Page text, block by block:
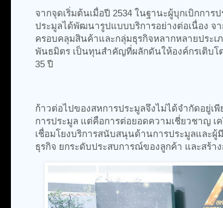
จากจุดเริ่มต้นเมื่อปี 2534 ในฐานะผู้บุกเบิกการ
ประมูลได้พัฒนารูปแบบบริการอย่างต่อเนื่อง
ครอบคลุมสินค้าและกลุ่มธุรกิจหลากหลายประเ
พันธมิตร เป็นทุนสำคัญที่ผลักดันให้องค์กรเติบโ
35 ปี
ก้าวต่อไปของสหการประมูลจึงไม่ได้จำกัดอยู่
การประมูล แต่คือการต่อยอดความเชี่ยวชาญ เ
เชื่อมโยงบริการสนับสนุนด้านการประมูลและผู้
ธุรกิจ ยกระดับประสบการณ์ของลูกค้า และสร้า